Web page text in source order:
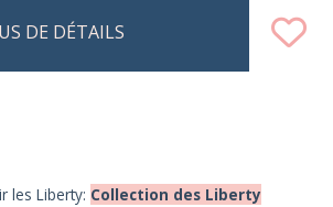
DE DÉTAILS
les Liberty: Collection des Liberty